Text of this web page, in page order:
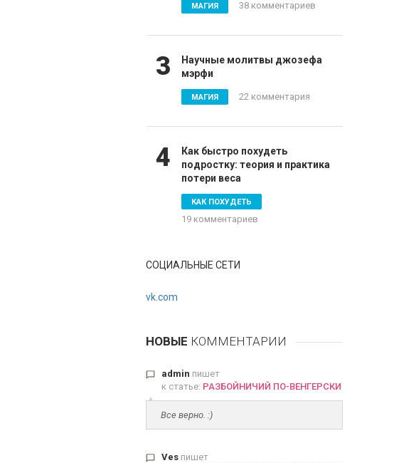
МАГИЯ 38 комментариев
3
Научные молитвы джозефа
мэрфи
МАГИЯ 22 комментария
4
Как быстро похудеть
подростку: теория и практика
потери веса
КАК ПОХУДЕТЬ
19 комментариев
СОЦИАЛЬНЫЕ СЕТИ
vk.com
НОВЫЕ КОММЕНТАРИИ
admin пишет
к статье: РАЗБОЙНИЧИЙ ПО-ВЕНГЕРСКИ
Все верно. :)
Vesпишет